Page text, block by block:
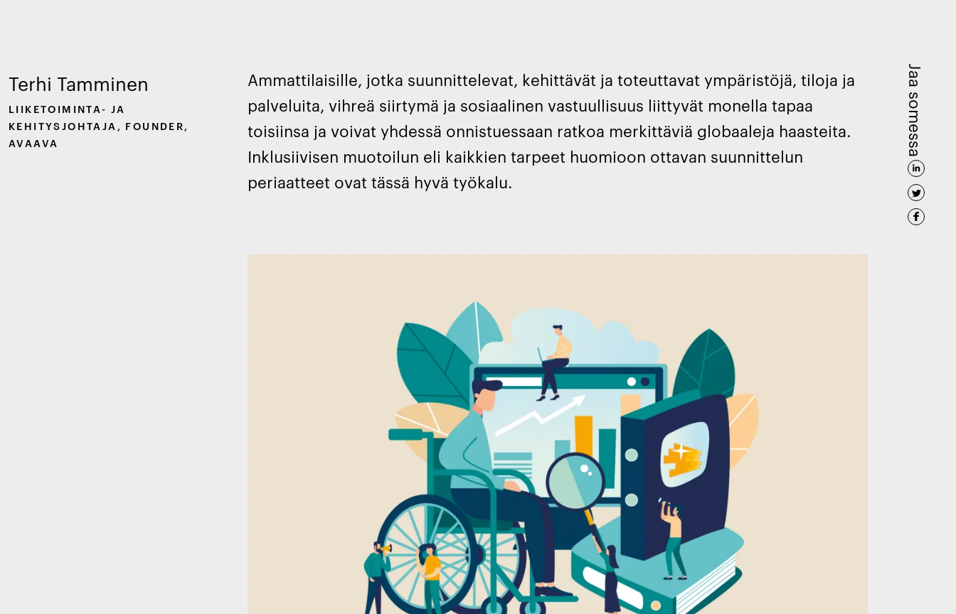
Jaa somessa
Terhi Tamminen
LIIKETOIMINTA- JA
KEHITYSJOHTAJA, FOUNDER,
AVAAVA
Ammattilaisille, jotka suunnittelevat, kehittävät ja toteuttavat ympäristöjä, tiloja ja
palveluita, vihreä siirtymä ja sosiaalinen vastuullisuus liittyvät monella tapaa
toisiinsa ja voivat yhdessä onnistuessaan ratkoa merkittäviä globaaleja haasteita.
Inklusiivisen muotoilun eli kaikkien tarpeet huomioon ottavan suunnittelun
periaatteet ovat tässä hyvä työkalu.